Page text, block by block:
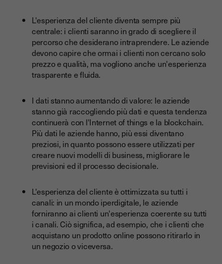
L'esperienza del cliente diventa sempre più
centrale: i clienti saranno in grado di scegliere il
percorso che desiderano intraprendere. Le aziende
devono capire che ormai i clienti non cercano solo
prezzo e qualità, ma vogliono anche un'esperienza
trasparente e fluida.
I dati stanno aumentando di valore: le aziende
stanno già raccogliendo più dati e questa tendenza
continuerà con l'Internet of things e la blockchain.
Più dati le aziende hanno, più essi diventano
preziosi, in quanto possono essere utilizzati per
creare nuovi modelli di business, migliorare le
previsioni ed il processo decisionale.
L'esperienza del cliente è ottimizzata su tutti i
canali: in un mondo iperdigitale, le aziende
forniranno ai clienti un'esperienza coerente su tutti
i canali. Ciò significa, ad esempio, che i clienti che
acquistano un prodotto online possono ritirarlo in
un negozio o viceversa.